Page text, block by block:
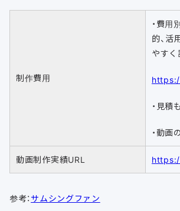
制作費用
・費用
的、活
やすく
・見
・動
動画制作実績URL
参考： サムシングファン